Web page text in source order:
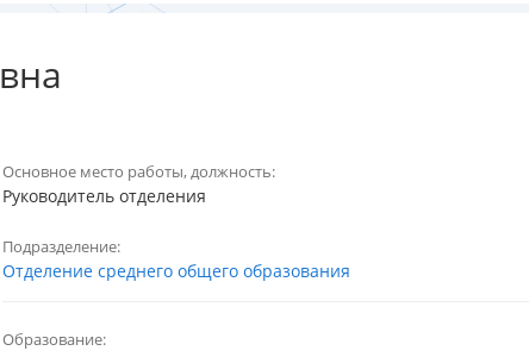
Основное место работы, должность:
Руководитель отделения
Подразделение:
Отделение среднего общего образования
Образование: